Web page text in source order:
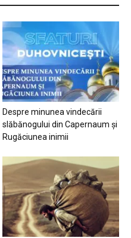
Despre minunea vindecării
slăbănogului din Capernaum și
Rugăciunea inimii